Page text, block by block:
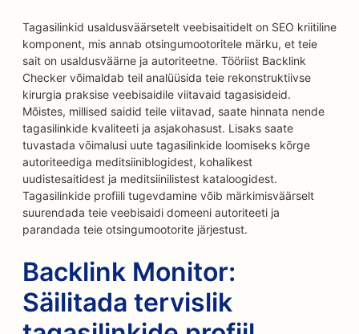
Tagasilinkid usaldusväärsetelt veebisaitidelt on SEO kriitiline
komponent, mis annab otsingumootoritele märku, et teie
sait on usaldusväärne ja autoriteetne. Tööriist Backlink
Checker võimaldab teil analüüsida teie rekonstruktiivse
kirurgia praksise veebisaidile viitavaid tagasisideid.
Mõistes, millised saidid teile viitavad, saate hinnata nende
tagasilinkide kvaliteeti ja asjakohasust. Lisaks saate
tuvastada võimalusi uute tagasilinkide loomiseks kõrge
autoriteediga meditsiiniblogidest, kohalikest
uudistesaitidest ja meditsiinilistest kataloogidest.
Tagasilinkide profiili tugevdamine võib märkimisväärselt
suurendada teie veebisaidi domeeni autoriteeti ja
parandada teie otsingumootorite järjestust.
Backlink Monitor:
Säilitada tervislik